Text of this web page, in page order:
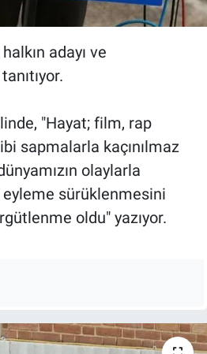
adayı ve
"Hayat; film, rap
sapmalarla kaçınılmaz
olaylarla
sürüklenmesini
oldu" yazıyor.